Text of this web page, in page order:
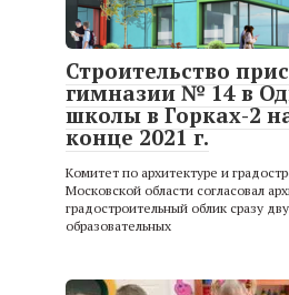
Строительство
гимназии № 14 в
школы в Горках-2
конце 2021 г.
Комитет по архитектуре и
Московской области согласовал
градостроительный облик сразу
образовательных